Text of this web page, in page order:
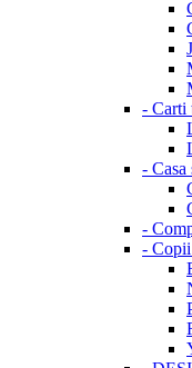
- Carti
- Casa
-
- Copii